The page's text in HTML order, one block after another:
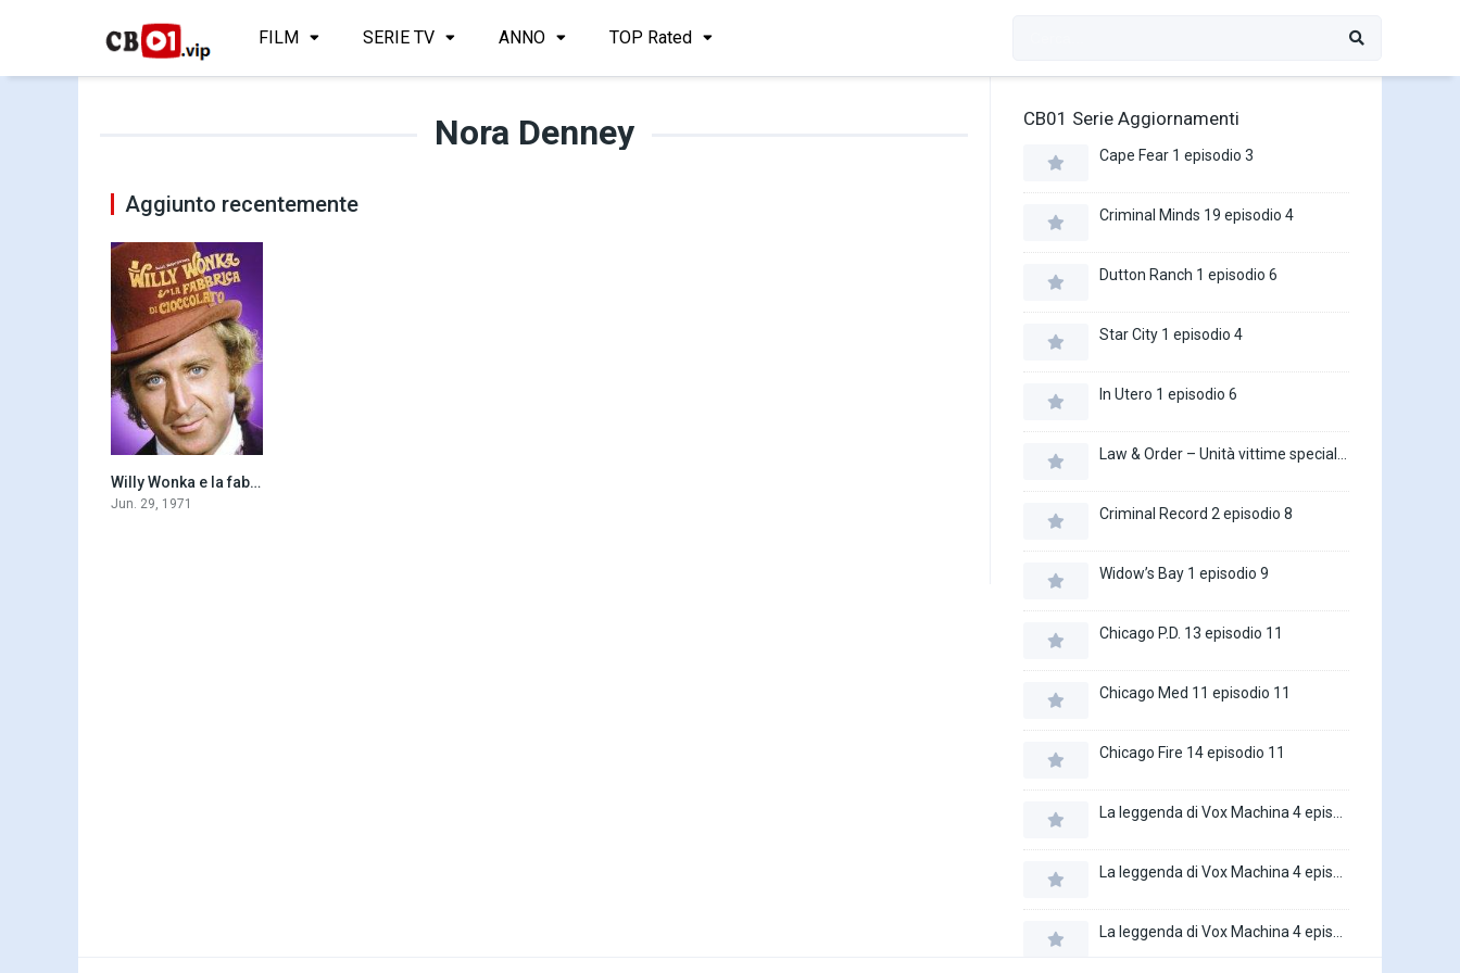
FILM SERIE TV ANNO TOP Rated
Nora Denney
Aggiunto recentemente
7.8Willy Wonka e la fabbrica di cioccolato (1971)
Jun. 29, 1971
CB01 Serie Aggiornamenti
Cape Fear 1 episodio 3
Criminal Minds 19 episodio 4
Dutton Ranch 1 episodio 6
Star City 1 episodio 4
In Utero 1 episodio 6
Criminal Record 2 episodio 8
Widow’s Bay 1 episodio 9
Chicago P.D. 13 episodio 11
Chicago Med 11 episodio 11
Chicago Fire 14 episodio 11